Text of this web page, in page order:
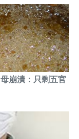
崩潰：只剩五官